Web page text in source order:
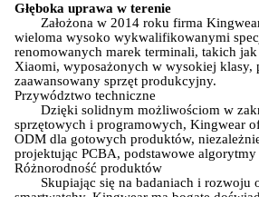
Głęboka uprawa w terenie
Założona w 2014 roku firma
wieloma wysoko wykwalifikowanymi
renomowanych marek terminali, takich
Xiaomi, wyposażonych w wysokiej klasy,
zaawansowany sprzęt produkcyjny.
Przywództwo techniczne
Dzięki solidnym możliwościom w
sprzętowych i programowych, Kingwear
ODM dla gotowych produktów,
projektując PCBA, podstawowe
Różnorodność produktów
Skupiając się na badaniach i rozwoju